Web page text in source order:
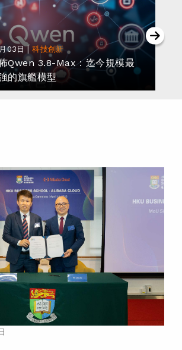
03日 | 科技創新
Qwen 3.8-Max：迄今規模最
的旗艦模型